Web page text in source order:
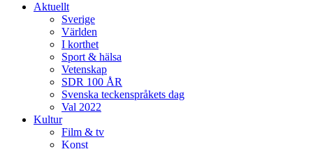
Aktuellt
Sverige
Världen
I korthet
Sport & hälsa
Vetenskap
SDR 100 ÅR
Svenska teckenspråkets dag
Val 2022
Kultur
Film & tv
Konst